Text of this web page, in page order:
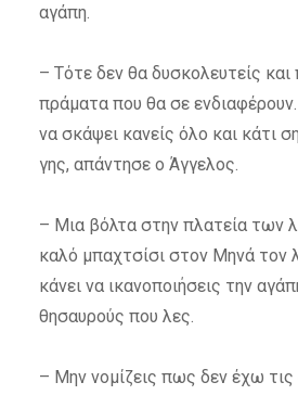
αγάπη.
– Τότε δεν θα δυσκολευτείς και
πράματα που θα σε
να σκάψει κανείς όλο και κάτι
γης, απάντησε ο Άγγελος.
– Μια βόλτα στην πλατεία των
καλό μπαχτσίσι στον Μηνά τον
κάνει να ικανοποιήσεις την
θησαυρούς που λες.
– Μην νομίζεις πως δεν έχω τις